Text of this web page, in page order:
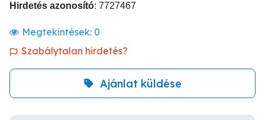
Hirdetés azonosító: 7727467
Megtekintések: 0
Szabálytalan hirdetés?
Ajánlat küldése